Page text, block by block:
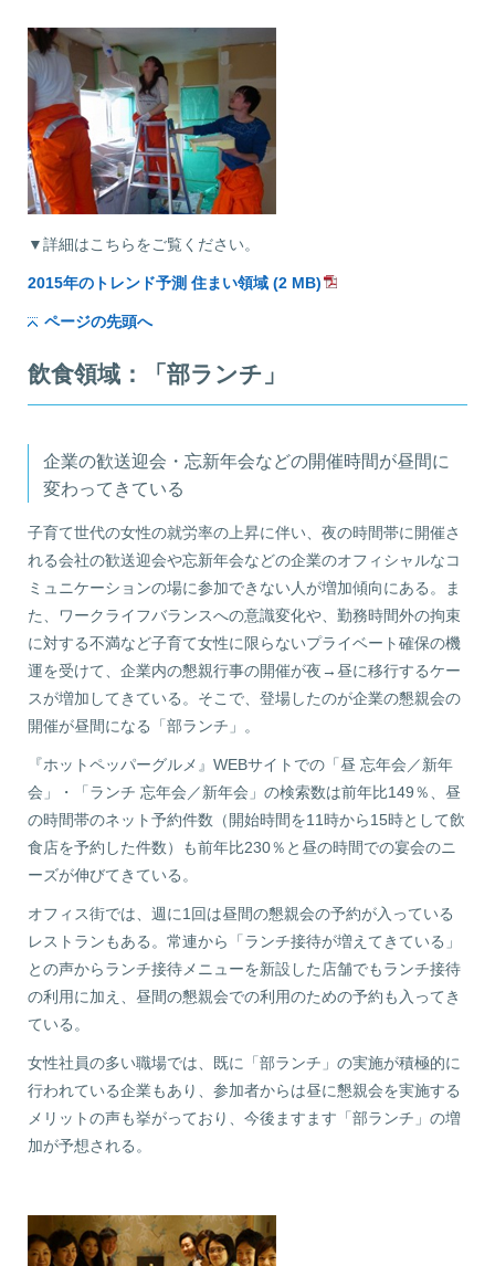
▼詳細はこちらをご覧ください。
2015年のトレンド予測 住まい領域 (2 MB)
ページの先頭へ
飲食領域：「部ランチ」
企業の歓送迎会・忘新年会などの開催時間が昼間に
変わってきている
子育て世代の女性の就労率の上昇に伴い、夜の時間帯に開催さ
れる会社の歓送迎会や忘新年会などの企業のオフィシャルなコ
ミュニケーションの場に参加できない人が増加傾向にある。ま
た、ワークライフバランスへの意識変化や、勤務時間外の拘束
に対する不満など子育て女性に限らないプライベート確保の機
運を受けて、企業内の懇親行事の開催が夜→昼に移行するケー
スが増加してきている。そこで、登場したのが企業の懇親会の
開催が昼間になる「部ランチ」。
『ホットペッパーグルメ』WEBサイトでの「昼 忘年会／新年
会」・「ランチ 忘年会／新年会」の検索数は前年比149％、昼
の時間帯のネット予約件数（開始時間を11時から15時として飲
食店を予約した件数）も前年比230％と昼の時間での宴会のニ
ーズが伸びてきている。
オフィス街では、週に1回は昼間の懇親会の予約が入っている
レストランもある。常連から「ランチ接待が増えてきている」
との声からランチ接待メニューを新設した店舗でもランチ接待
の利用に加え、昼間の懇親会での利用のための予約も入ってき
ている。
女性社員の多い職場では、既に「部ランチ」の実施が積極的に
行われている企業もあり、参加者からは昼に懇親会を実施する
メリットの声も挙がっており、今後ますます「部ランチ」の増
加が予想される。